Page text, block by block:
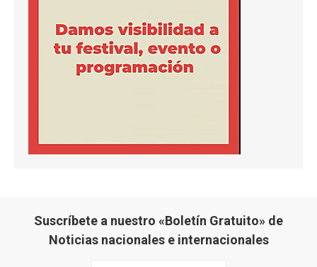
Suscríbete a nuestro «Boletín Gratuito» de
Noticias nacionales e internacionales